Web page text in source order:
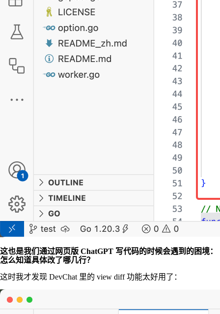
这也是我们通过网页版 ChatGPT 写代码的时候会遇到的困境：
怎么知道具体改了哪几行？
这时我才发现 DevChat 里的 view diff 功能太好用了：